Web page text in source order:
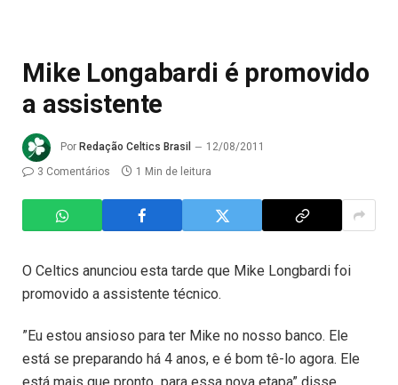
Mike Longabardi é promovido
a assistente
Por Redação Celtics Brasil
12/08/2011
3 Comentários
1 Min de leitura
O Celtics anunciou esta tarde que Mike Longbardi foi
promovido a assistente técnico.
”Eu estou ansioso para ter Mike no nosso banco. Ele
está se preparando há 4 anos, e é bom tê-lo agora. Ele